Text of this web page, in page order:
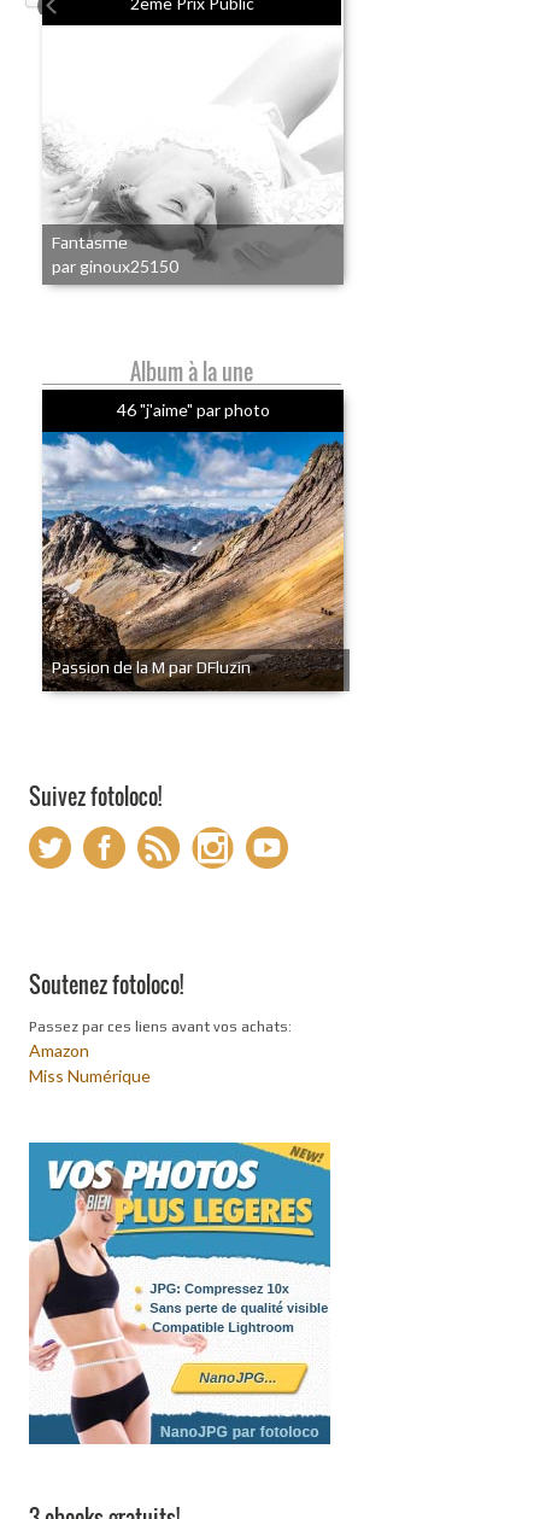
Fantasme
par ginoux25150
Album à la une
46 "j'aime" par photo
Passion de la M par DFluzin
Suivez fotoloco!
Soutenez fotoloco!
Passez par ces liens avant vos achats:
Amazon
Miss Numérique